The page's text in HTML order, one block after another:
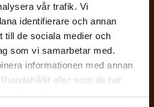
vår trafik. Vi
identifierare och annan
till de sociala medier och
som vi samarbetar med.
informationen med annan
eller som de har
deras tjänster.